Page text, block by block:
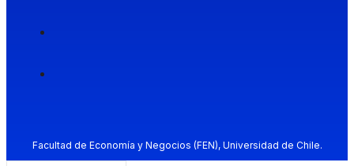
Facultad de Economía y Negocios (FEN), Universidad de Chile.